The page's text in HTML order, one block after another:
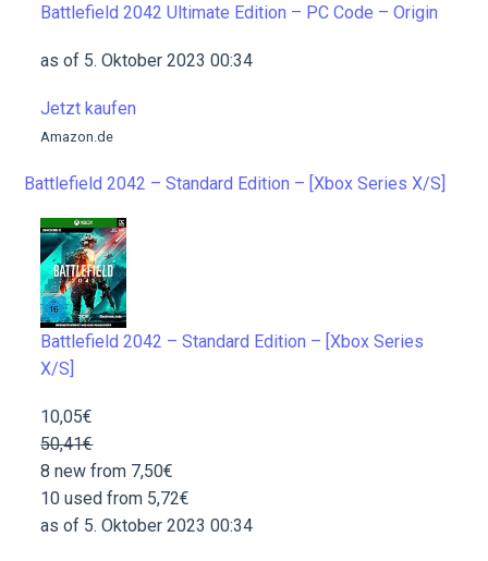
Battlefield 2042 Ultimate Edition – PC Code – Origin
as of 5. Oktober 2023 00:34
Jetzt kaufen
Amazon.de
Battlefield 2042 – Standard Edition – [Xbox Series X/S]
Battlefield 2042 – Standard Edition – [Xbox Series
X/S]
10,05€
50,41€
8 new from 7,50€
10 used from 5,72€
as of 5. Oktober 2023 00:34